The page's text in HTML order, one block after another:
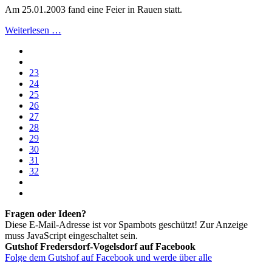
Am 25.01.2003 fand eine Feier in Rauen statt.
Weiterlesen …
23
24
25
26
27
28
29
30
31
32
Fragen oder Ideen?
Diese E-Mail-Adresse ist vor Spambots geschützt! Zur Anzeige
muss JavaScript eingeschaltet sein.
Gutshof Fredersdorf-Vogelsdorf auf Facebook
Folge dem Gutshof auf Facebook und werde über alle